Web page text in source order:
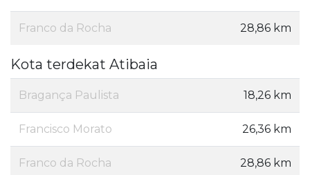
Franco da Rocha 28,86 km
Kota terdekat Atibaia
Bragança Paulista 18,26 km
Francisco Morato 26,36 km
Franco da Rocha 28,86 km